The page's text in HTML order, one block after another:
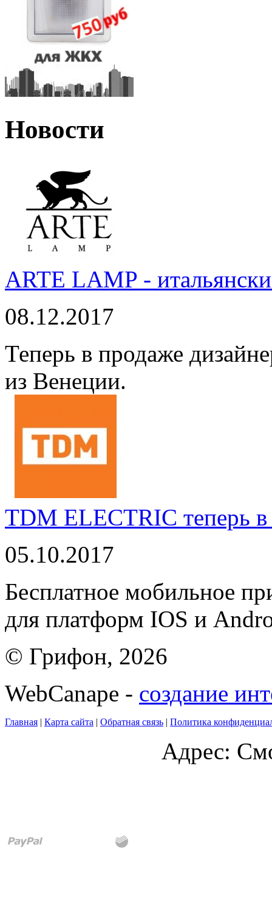
Новости
ARTE LAMP -
08.12.2017
Теперь в продаже
из Венеции.
TDM ELECTRIC теперь
05.10.2017
Бесплатное мобильное
для платформ IOS и
© Грифон, 2026
WebCanape - создание
Главная | Карта сайта | Обратная связь | Политика
Адрес: